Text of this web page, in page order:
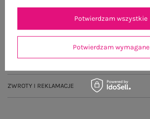
OPINIE O PRODUKCIE (3)
ZWROTY I REKLAMACJE
Potwierdzam wymagane
Potwierdzam wszystkie